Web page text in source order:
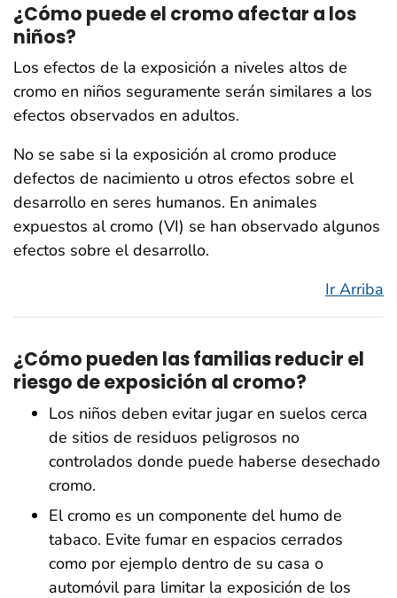
¿Cómo puede el cromo afectar a los
niños?
Los efectos de la exposición a niveles altos de
cromo en niños seguramente serán similares a los
efectos observados en adultos.
No se sabe si la exposición al cromo produce
defectos de nacimiento u otros efectos sobre el
desarrollo en seres humanos. En animales
expuestos al cromo (VI) se han observado algunos
efectos sobre el desarrollo.
Ir Arriba
¿Cómo pueden las familias reducir el
riesgo de exposición al cromo?
Los niños deben evitar jugar en suelos cerca
de sitios de residuos peligrosos no
controlados donde puede haberse desechado
cromo.
El cromo es un componente del humo de
tabaco. Evite fumar en espacios cerrados
como por ejemplo dentro de su casa o
automóvil para limitar la exposición de los